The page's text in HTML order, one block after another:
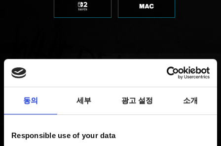
동의 세부 광고 설정 소개
Responsible use of your data
게임이 시작되면 충돌합니다